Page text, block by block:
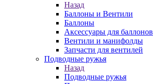
Назад
Баллоны и Вентили
Баллоны
Аксессуары для баллонов
Вентили и манифолды
Запчасти для вентилей
Подводные ружья
Назад
Подводные ружья